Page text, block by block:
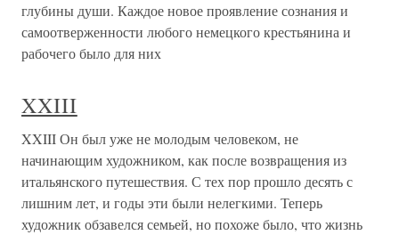
глубины души. Каждое новое проявление сознания и
самоотверженности любого немецкого крестьянина и
рабочего было для них
XXIII
XXIII Он был уже не молодым человеком, не
начинающим художником, как после возвращения из
итальянского путешествия. С тех пор прошло десять с
лишним лет, и годы эти были нелегкими. Теперь
художник обзавелся семьей, но похоже было, что жизнь